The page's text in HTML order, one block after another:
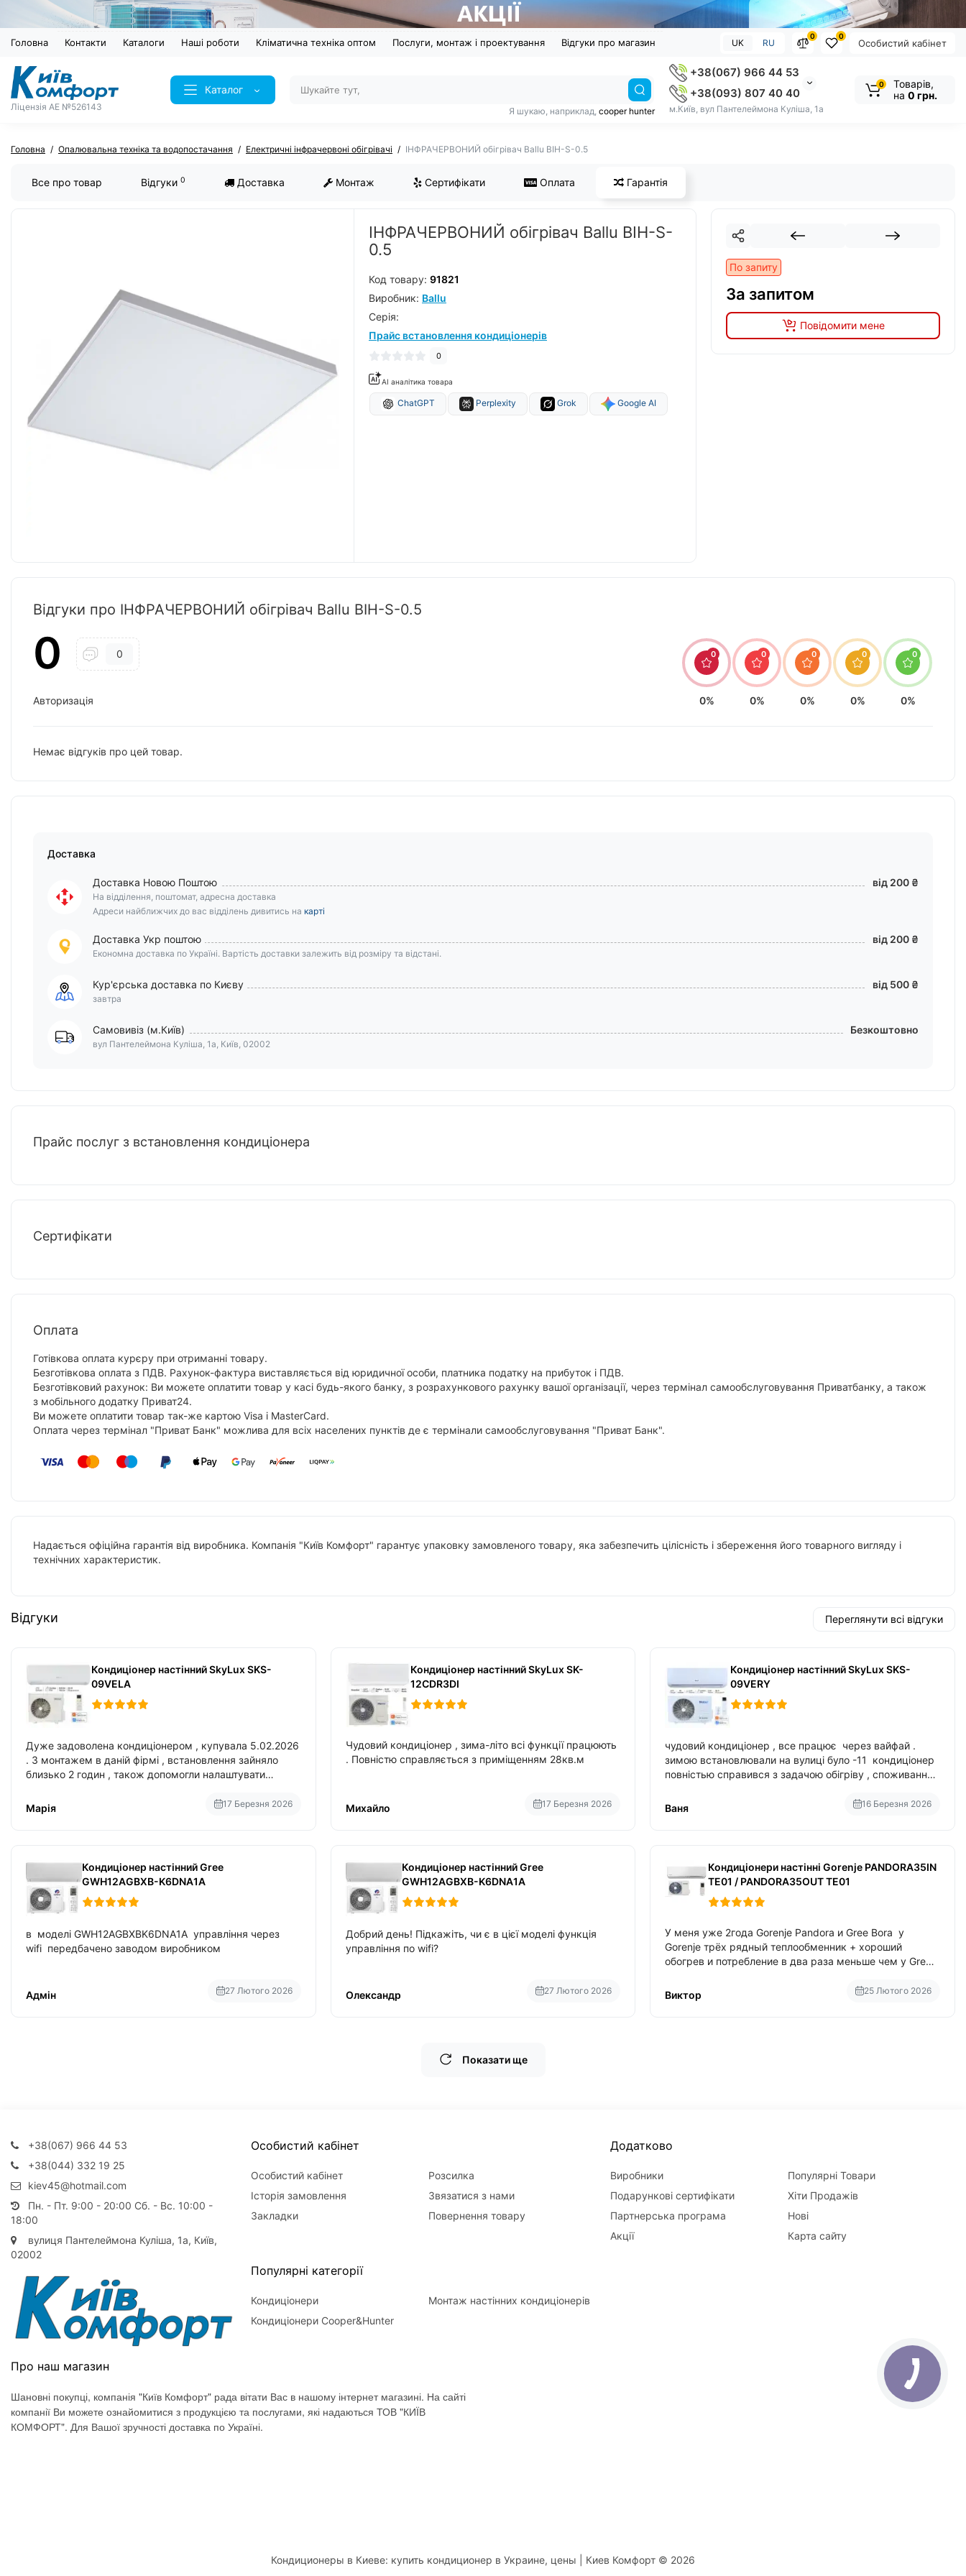
Головна Контакти Каталоги Наші роботи Кліматична техніка оптом Послуги, монтаж і проектування Відгуки про магазин Особистий кабінет
0
0
UK RU
Ліцензія AE №526143
Каталог
+38(067) 966 44 53
+38(093) 807 40 40
м.Київ, вул Пантелеймона Куліша, 1а
Я шукаю, наприклад, cooper hunter
0
Товарів,
на 0 грн.
Головна Опалювальна техніка та водопостачання Електричні інфрачервоні обігрівачі ІНФРАЧЕРВОНИЙ обігрівач Ballu BIH-S-0.5
Все про товар Відгуки 0 Доставка Монтаж Сертифікати Оплата Гарантія
ІНФРАЧЕРВОНИЙ обігрівач Ballu BIH-S-
0.5
Код товару: 91821
Виробник: Ballu
Серiя:
Прайс встановлення кондиціонерів
0
AI аналітика товара
ChatGPT Perplexity Grok Google AI
По запиту
За запитом
Повідомити мене
Відгуки про ІНФРАЧЕРВОНИЙ обігрівач Ballu BIH-S-0.5
0 0
Авторизація
0
0%
0
0%
0
0%
0
0%
0
0%
Немає відгуків про цей товар.
Доставка
Доставка Новою Поштою
На відділення, поштомат, адресна доставка
Адреси найближчих до вас відділень дивитись на карті
від 200 ₴
Доставка Укр поштою
Економна доставка по Україні. Вартість доставки залежить від розміру та відстані.
від 200 ₴
Кур'єрська доставка по Києву
завтра
від 500 ₴
Самовивіз (м.Київ)
вул Пантелеймона Куліша, 1а, Київ, 02002
Безкоштовно
Прайс послуг з встановлення кондиціонера
Сертифікати
Оплата
Готівкова оплата курєру при отриманні товару.
Безготівкова оплата з ПДВ. Рахунок-фактура виставляється від юридичної особи, платника податку на прибуток і ПДВ.
Безготівковий рахунок: Ви можете оплатити товар у касі будь-якого банку, з розрахункового рахунку вашої організації, через термінал самообслуговування Приватбанку, а також
з мобільного додатку Приват24.
Ви можете оплатити товар так-же картою Visa і MasterCard.
Оплата через термінал "Приват Банк" можлива для всіх населених пунктів де є термінали самообслуговування "Приват Банк".
Надається офіційна гарантія від виробника. Компанія "Київ Комфорт" гарантує упаковку замовленого товару, яка забезпечить цілісність і збереження його товарного вигляду і
технічних характеристик.
Відгуки Переглянути всі відгуки
Кондиціонер настінний SkyLux SKS-
09VELA
Дуже задоволена кондиціонером , купувала 5.02.2026
. З монтажем в даній фірмі , встановлення зайняло
близько 2 годин , також допомогли налаштувати
Марія
17 Березня 2026
Кондиціонер настінний SkyLux SK-
12CDR3DI
Чудовий кондиціонер , зима-літо всі функції працюють
. Повністю справляється з приміщенням 28кв.м
Михайло 17 Березня 2026
Кондиціонер настінний SkyLux SKS-
09VERY
чудовий кондиціонер , все працює через вайфай .
зимою встановлювали на вулиці було -11 кондиціонер
повністью справився з задачою обігріву , споживання
температури
Ваня 16 Березня 2026
Кондиціонер настінний Gree
GWH12AGBXB-K6DNA1A
в моделі GWH12AGBXBK6DNA1A управління через
wifi передбачено заводом виробником
Адмін 27 Лютого 2026
Кондиціонер настінний Gree
GWH12AGBXB-K6DNA1A
Добрий день! Підкажіть, чи є в цієї моделі функція
управління по wifi?
Олександр 27 Лютого 2026
Кондиціонери настінні Gorenje PANDORA35IN
TE01 / PANDORA35OUT TE01
У меня уже 2года Gorenje Pandora и Gree Bora у
Gorenje трёх рядный теплообменник + хороший
обогрев и потребление в два раза меньше чем у Gree
малолитражка с паркетником ре
Виктор 25 Лютого 2026
Показати ще
+38(067) 966 44 53
+38(044) 332 19 25
kiev45@hotmail.com
Пн. - Пт. 9:00 - 20:00 Сб. - Вс. 10:00 -
18:00
вулиця Пантелеймона Куліша, 1а, Київ,
02002
Особистий кабінет
Особистий кабінет
Історія замовлення
Закладки
Розсилка
Звязатися з нами
Повернення товару
Додатково
Виробники
Подарункові сертифікати
Партнерська програма
Акції
Популярні Товари
Хіти Продажів
Нові
Карта сайту
Популярні категорії
Кондиціонери
Кондиціонери Cooper&Hunter
Монтаж настінних кондиціонерів
Про наш магазин
Шановні покупці, компанія "Київ Комфорт" рада вітати Вас в нашому інтернет магазині. На сайті
компанії Ви можете ознайомитися з продукцією та послугами, які надаються ТОВ "КИЇВ
КОМФОРТ". Для Вашої зручності доставка по Україні.
Кондиционеры в Киеве: купить кондиционер в Украине, цены | Киев Комфорт © 2026